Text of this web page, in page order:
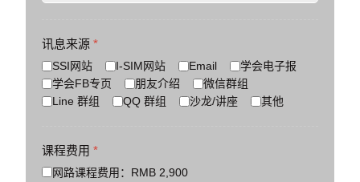
讯息来源 *
SSI网站 I-SIM网站 Email
学会电子报
学会FB专页
朋友介绍
微信群组
Line 群组
QQ 群组 沙龙/讲座 其他
课程费用 *
网路课程费用：RMB 2,900